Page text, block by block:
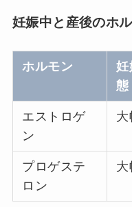
妊娠中と産後のホ
ホルモン
妊
態
エストロゲ
ン
大
プロゲステ
ロン
大